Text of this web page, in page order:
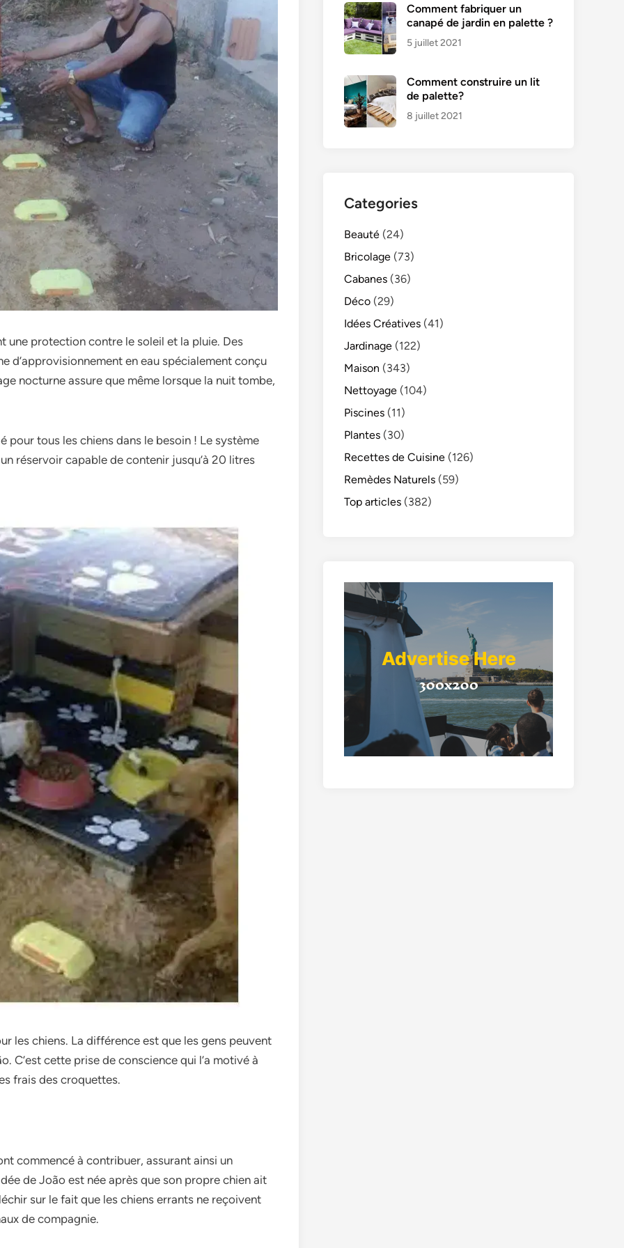
une protection contre le soleil et la pluie. Des
d’approvisionnement en eau spécialement conçu
nocturne assure que même lorsque la nuit tombe,
tous les chiens dans le besoin ! Le système
réservoir capable de contenir jusqu’à 20 litres
les chiens. La différence est que les gens peuvent
C’est cette prise de conscience qui l’a motivé à
frais des croquettes.
commencé à contribuer, assurant ainsi un
de João est née après que son propre chien ait
sur le fait que les chiens errants ne reçoivent
de compagnie.
Comment fabriquer un
canapé de jardin en palette ?
5 juillet 2021
Comment construire un lit
de palette?
8 juillet 2021
Categories
Beauté (24)
Bricolage (73)
Cabanes (36)
Déco (29)
Idées Créatives (41)
Jardinage (122)
Maison (343)
Nettoyage (104)
Piscines (11)
Plantes (30)
Recettes de Cuisine (126)
Remèdes Naturels (59)
Top articles (382)